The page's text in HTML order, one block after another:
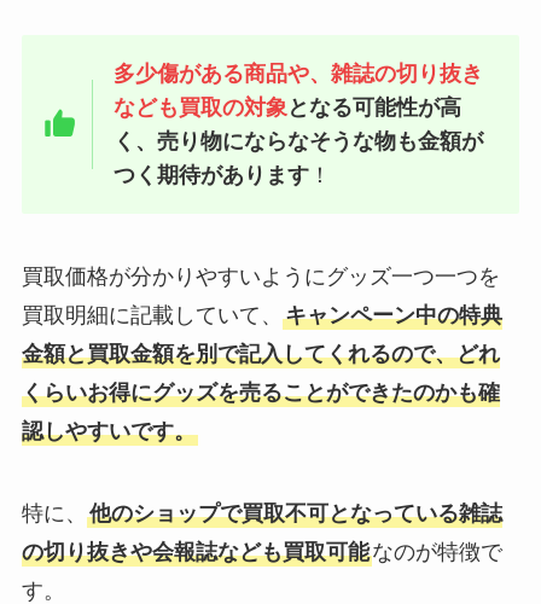
多少傷がある商品や、雑誌の切り抜き
なども買取の対象 となる可能性が高
く、売り物にならなそうな物も金額が
つく期待があります ！
買取価格が分かりやすいようにグッズ一つ一つを
買取明細に記載していて、 キャンペーン中の特典
金額と買取金額を別で記入してくれるので、どれ
くらいお得にグッズを売ることができたのかも確
認しやすいです。
特に、 他のショップで買取不可となっている雑誌
の切り抜きや会報誌なども買取可能なのが特徴で
す。